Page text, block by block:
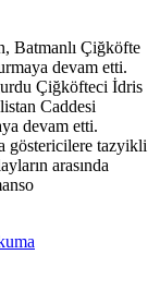
Batmanlı Çiğköfte
devam etti.
Çiğköfteci İdris
Caddesi
devam etti.
göstericilere tazyikli
arasında